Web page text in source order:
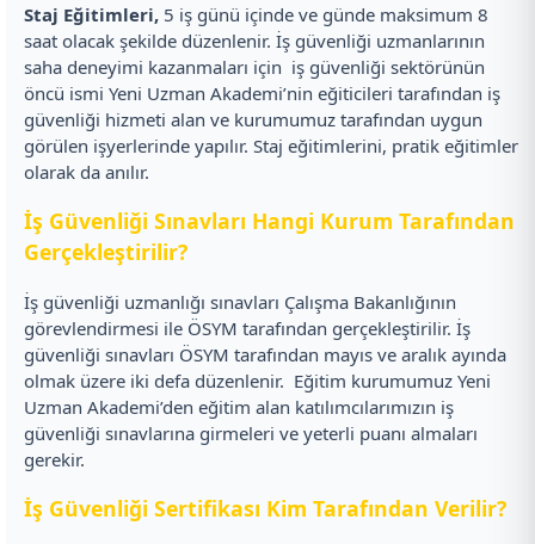
Staj Eğitimleri, 5 iş günü içinde ve günde maksimum 8
saat olacak şekilde düzenlenir. İş güvenliği uzmanlarının
saha deneyimi kazanmaları için iş güvenliği sektörünün
öncü ismi Yeni Uzman Akademi’nin eğiticileri tarafından iş
güvenliği hizmeti alan ve kurumumuz tarafından uygun
görülen işyerlerinde yapılır. Staj eğitimlerini, pratik eğitimler
olarak da anılır.
İş Güvenliği Sınavları Hangi Kurum Tarafından
Gerçekleştirilir?
İş güvenliği uzmanlığı sınavları Çalışma Bakanlığının
görevlendirmesi ile ÖSYM tarafından gerçekleştirilir. İş
güvenliği sınavları ÖSYM tarafından mayıs ve aralık ayında
olmak üzere iki defa düzenlenir. Eğitim kurumumuz Yeni
Uzman Akademi’den eğitim alan katılımcılarımızın iş
güvenliği sınavlarına girmeleri ve yeterli puanı almaları
gerekir.
İş Güvenliği Sertifikası Kim Tarafından Verilir?